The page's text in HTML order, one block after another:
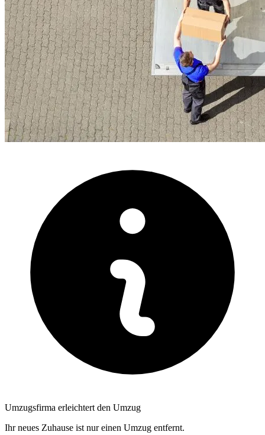
Umzugsfirma erleichtert den Umzug
Ihr neues Zuhause ist nur einen Umzug entfernt.